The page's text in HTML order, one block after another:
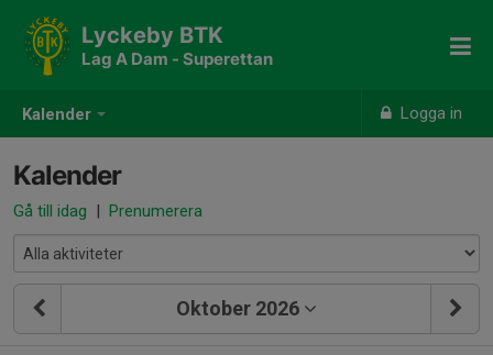
Kalender Logga in
Lyckeby BTK
Lag A Dam - Superettan
Kalender
Gå till idag | Prenumerera
Oktober 2026